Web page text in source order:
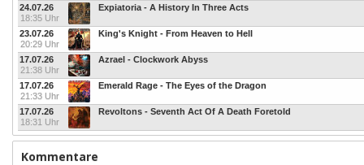
24.07.26
18:35 Uhr
Expiatoria - A History In Three Acts
23.07.26
20:29 Uhr
King's Knight - From Heaven to Hell
17.07.26
21:38 Uhr
Azrael - Clockwork Abyss
17.07.26
21:33 Uhr
Emerald Rage - The Eyes of the Dragon
17.07.26
18:31 Uhr
Revoltons - Seventh Act Of A Death Foretold
Kommentare